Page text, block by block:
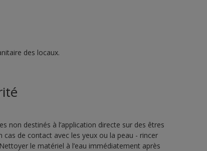
des locaux.
non destinés à l’application directe sur des êtres
cas de contact avec les yeux ou la peau - rincer
le matériel à l’eau immédiatement après